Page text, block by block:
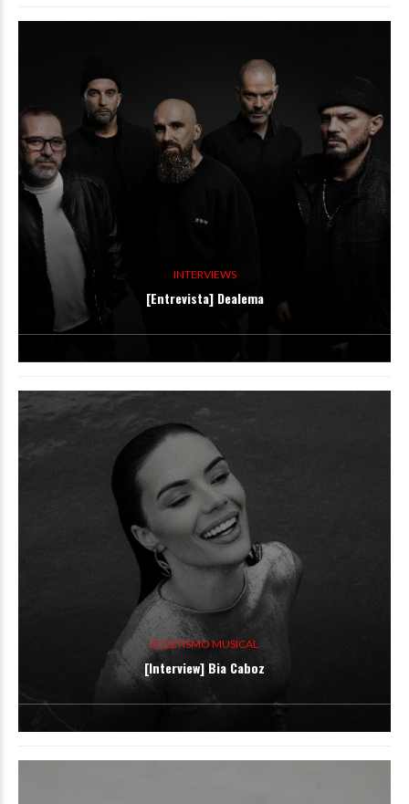
INTERVIEWS
[Entrevista] Dealema
ECLETISMO MUSICAL
[Interview] Bia Caboz